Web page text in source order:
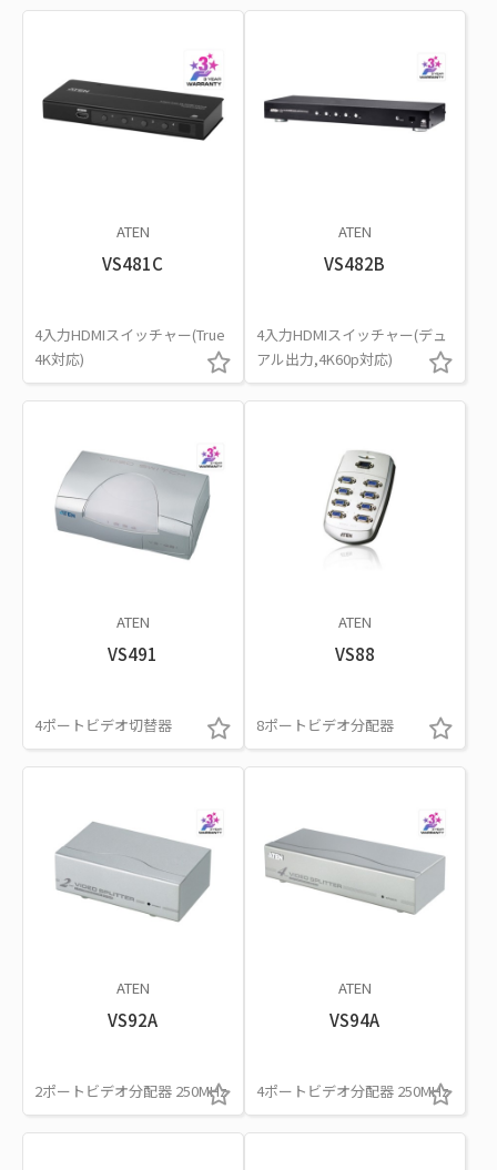
ATEN
VS481C
4入力HDMIスイッチャー(True
4K対応)
ATEN
VS482B
4入力HDMIスイッチャー(デュ
アル出力,4K60p対応)
ATEN
VS491
4ポートビデオ切替器
ATEN
VS88
8ポートビデオ分配器
ATEN
VS92A
2ポートビデオ分配器 250MHz
ATEN
VS94A
4ポートビデオ分配器 250MHz